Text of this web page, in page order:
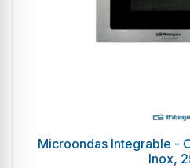
Microondas Integrable -
Inox,